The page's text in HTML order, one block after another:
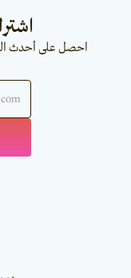
احصل على أحدث